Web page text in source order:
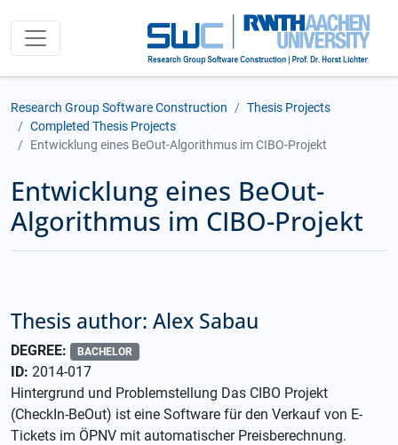
Research Group Software Construction
Thesis Projects
Completed Thesis Projects
Entwicklung eines BeOut-Algorithmus im CIBO-Projekt
Entwicklung eines BeOut-
Algorithmus im CIBO-Projekt
Thesis author: Alex Sabau
DEGREE: BACHELOR
ID: 2014-017
Hintergrund und Problemstellung Das CIBO Projekt
(CheckIn-BeOut) ist eine Software für den Verkauf von E-
Tickets im ÖPNV mit automatischer Preisberechnung.